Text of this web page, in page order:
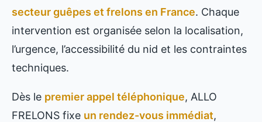
secteur guêpes et frelons en France. Chaque
intervention est organisée selon la localisation,
l’urgence, l’accessibilité du nid et les contraintes
techniques.
Dès le premier appel téléphonique, ALLO
FRELONS fixe un rendez-vous immédiat,